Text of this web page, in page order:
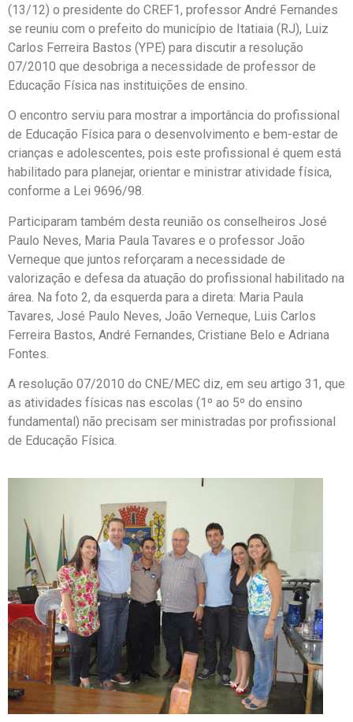
(13/12) o presidente do CREF1, professor André Fernandes
se reuniu com o prefeito do município de Itatiaia (RJ), Luiz
Carlos Ferreira Bastos (YPE) para discutir a resolução
07/2010 que desobriga a necessidade de professor de
Educação Física nas instituições de ensino.
O encontro serviu para mostrar a importância do profissional
de Educação Física para o desenvolvimento e bem-estar de
crianças e adolescentes, pois este profissional é quem está
habilitado para planejar, orientar e ministrar atividade física,
conforme a Lei 9696/98.
Participaram também desta reunião os conselheiros José
Paulo Neves, Maria Paula Tavares e o professor João
Verneque que juntos reforçaram a necessidade de
valorização e defesa da atuação do profissional habilitado na
área. Na foto 2, da esquerda para a direta: Maria Paula
Tavares, José Paulo Neves, João Verneque, Luis Carlos
Ferreira Bastos, André Fernandes, Cristiane Belo e Adriana
Fontes.
A resolução 07/2010 do CNE/MEC diz, em seu artigo 31, que
as atividades físicas nas escolas (1º ao 5º do ensino
fundamental) não precisam ser ministradas por profissional
de Educação Física.